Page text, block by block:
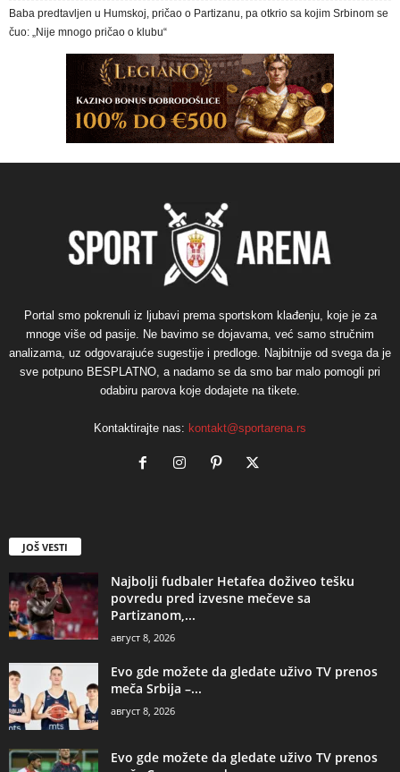
Baba predtavljen u Humskoj, pričao o Partizanu, pa otkrio sa kojim Srbinom se
čuo: „Nije mnogo pričao o klubu“
Portal smo pokrenuli iz ljubavi prema sportskom klađenju, koje je za
mnoge više od pasije. Ne bavimo se dojavama, već samo stručnim
analizama, uz odgovarajuće sugestije i predloge. Najbitnije od svega da je
sve potpuno BESPLATNO, a nadamo se da smo bar malo pomogli pri
odabiru parova koje dodajete na tikete.
Kontaktirajte nas: kontakt@sportarena.rs
JOŠ VESTI
Najbolji fudbaler Hetafea doživeo tešku
povredu pred izvesne mečeve sa
Partizanom,...
август 8, 2026
Evo gde možete da gledate uživo TV prenos
meča Srbija –...
август 8, 2026
Evo gde možete da gledate uživo TV prenos